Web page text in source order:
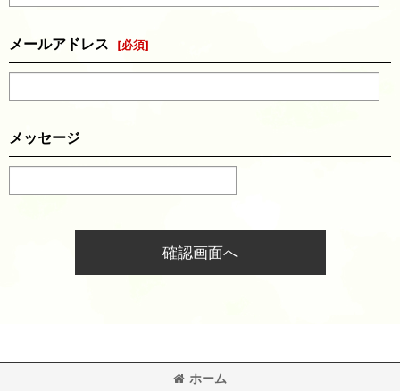
メールアドレス [必須]
メッセージ
確認画面へ
ホーム